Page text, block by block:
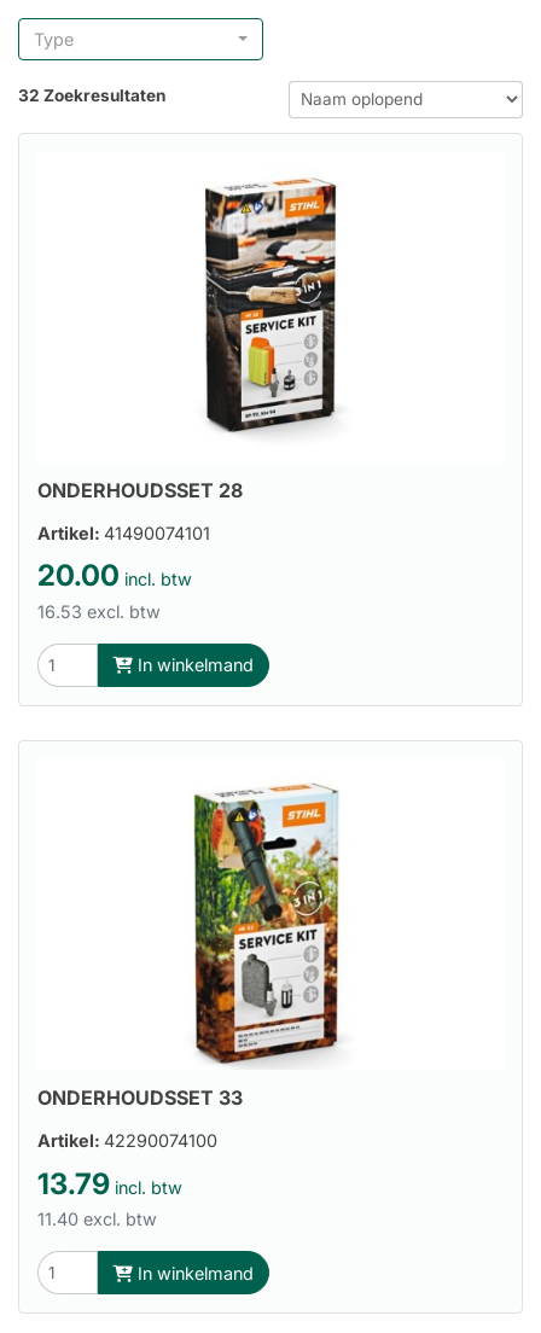
Type
32 Zoekresultaten
ONDERHOUDSSET 28
Artikel: 41490074101
20.00 incl. btw
16.53 excl. btw
In winkelmand
ONDERHOUDSSET 33
Artikel: 42290074100
13.79 incl. btw
11.40 excl. btw
In winkelmand